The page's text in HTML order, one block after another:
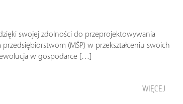
swojej zdolności do przeprojektowywania
(MŚP) w przekształceniu swoich
w gospodarce […]
WIĘCEJ